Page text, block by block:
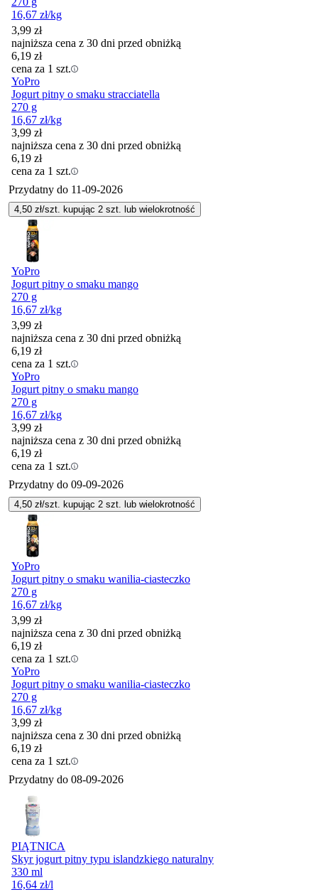
16,67 zł/kg
3,99 zł
najniższa cena z 30 dni przed obniżką
6,19 zł
cena za 1 szt.
YoPro
Jogurt pitny o smaku stracciatella
270 g
16,67 zł/kg
3,99 zł
najniższa cena z 30 dni przed obniżką
6,19 zł
cena za 1 szt.
Przydatny do 11-09-2026
4,50 zł/szt. kupując 2 szt. lub wielokrotność
YoPro
Jogurt pitny o smaku mango
270 g
16,67 zł/kg
3,99 zł
najniższa cena z 30 dni przed obniżką
6,19 zł
cena za 1 szt.
YoPro
Jogurt pitny o smaku mango
270 g
16,67 zł/kg
3,99 zł
najniższa cena z 30 dni przed obniżką
6,19 zł
cena za 1 szt.
Przydatny do 09-09-2026
4,50 zł/szt. kupując 2 szt. lub wielokrotność
YoPro
Jogurt pitny o smaku wanilia-ciasteczko
270 g
16,67 zł/kg
3,99 zł
najniższa cena z 30 dni przed obniżką
6,19 zł
cena za 1 szt.
YoPro
Jogurt pitny o smaku wanilia-ciasteczko
270 g
16,67 zł/kg
3,99 zł
najniższa cena z 30 dni przed obniżką
6,19 zł
cena za 1 szt.
Przydatny do 08-09-2026
PIĄTNICA
Skyr jogurt pitny typu islandzkiego naturalny
330 ml
16,64 zł/l